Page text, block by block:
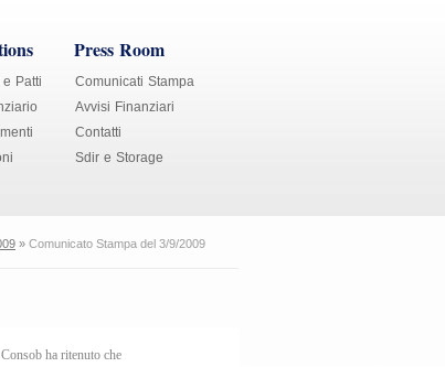
Patti
Press Room
Comunicati Stampa
Avvisi Finanziari
Contatti
Sdir e Storage
» Comunicato Stampa del 3/9/2009
ha ritenuto che